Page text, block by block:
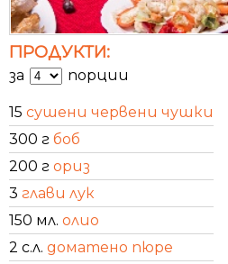
ПРОДУКТИ:
за порции
15 сушени червени чушки
300 г боб
200 г ориз
3 глави лук
150 мл. олио
2 с.л. доматено пюре